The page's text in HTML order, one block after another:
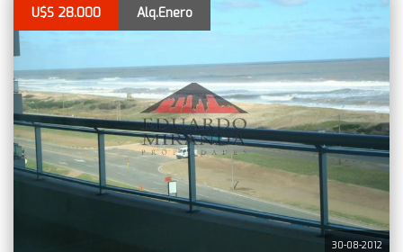
30-08-2012
U$S 28.000 Alq.Enero